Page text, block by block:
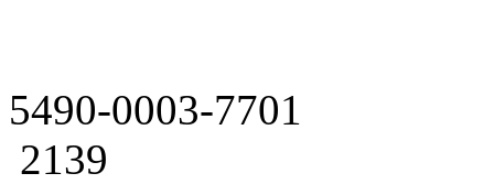
5490-0003-7701
2139